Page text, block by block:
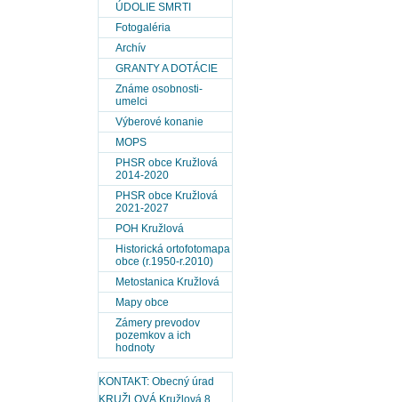
ÚDOLIE SMRTI
Fotogaléria
Archív
GRANTY A DOTÁCIE
Známe osobnosti-
umelci
Výberové konanie
MOPS
PHSR obce Kružlová
2014-2020
PHSR obce Kružlová
2021-2027
POH Kružlová
Historická ortofotomapa
obce (r.1950-r.2010)
Metostanica Kružlová
Mapy obce
Zámery prevodov
pozemkov a ich
hodnoty
KONTAKT: Obecný úrad
KRUŽLOVÁ Kružlová 8